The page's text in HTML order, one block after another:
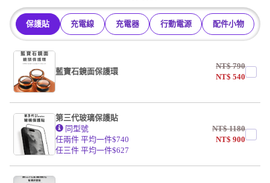
保護貼 充電線 充電器 行動電源 配件小物
藍寶石鏡面保護環
NT$790
NT$540
第三代玻璃保護貼
同型號
任兩件 平均一件$740
任三件 平均一件$627
NT$1180
NT$900